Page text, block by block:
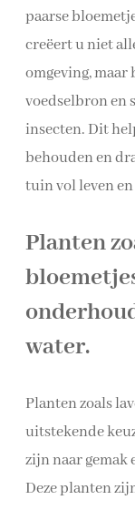
paarse
creëert u niet
omgeving,
voedselbron en
insecten. Dit
behouden en
tuin vol leven
Planten
water.
Planten zoals
uitstekende
zijn naar
Deze planten